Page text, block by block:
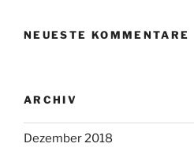
NEUESTE KOMMENTARE
ARCHIV
Dezember 2018